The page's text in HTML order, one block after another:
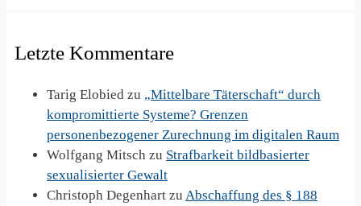
Letzte Kommentare
Tarig Elobied zu „Mittelbare Täterschaft“ durch
kompromittierte Systeme? Grenzen
personenbezogener Zurechnung im digitalen Raum
Wolfgang Mitsch zu Strafbarkeit bildbasierter
sexualisierter Gewalt
Christoph Degenhart zu Abschaffung des § 188